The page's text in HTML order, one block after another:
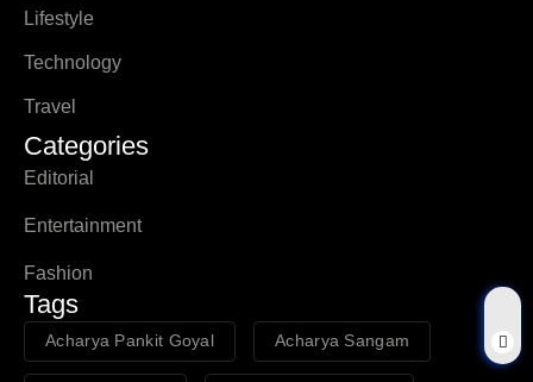
Lifestyle
Technology
Travel
Categories
Editorial
Entertainment
Fashion
Tags
Acharya Pankit Goyal Acharya Sangam